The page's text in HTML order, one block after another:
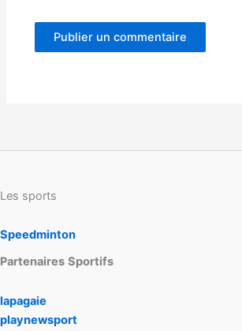
Les sports
Speedminton
Partenaires Sportifs
lapagaie
playnewsport